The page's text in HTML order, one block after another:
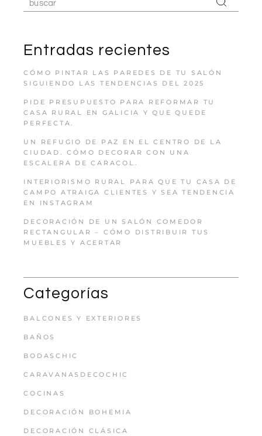
Entradas recientes
CÓMO PINTAR LAS PAREDES DE TU SALÓN
SIGUIENDO LAS TENDENCIAS DEL 2025
PIDE PRESUPUESTO PARA REFORMAR TU
CASA RURAL EN GALICIA Y QUE QUEDE
PERFECTA.
UN REFUGIO DE PAZ EN EL CENTRO DE LA
CIUDAD. CÓMO DECORAR CON UNA
ESCALERA DE CARACOL.
INTERIORISMO RURAL PARA QUE TU CASA DE
CAMPO ATRAIGA CLIENTES Y SEA TENDENCIA
EN INSTAGRAM
DECORACIÓN DE UN SALÓN COMEDOR
RECTANGULAR – CÓMO DISTRIBUIR TUS
MUEBLES Y ACERTAR
Categorías
BALCONES Y EXTERIORES
BAÑOS
BODASCHIC
CARAVANASDECOCHIC
COCINAS
DECORACIÓN BOHEMIA
DECORACIÓN CLÁSICA